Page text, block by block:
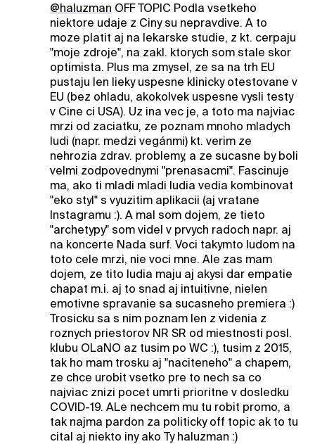
@haluzman OFF TOPIC Podla vsetkeho
niektore udaje z Ciny su nepravdive. A to
moze platit aj na lekarske studie, z kt. cerpaju
"moje zdroje", na zakl. ktorych som stale skor
optimista. Plus ma zmysel, ze sa na trh EU
pustaju len lieky uspesne klinicky otestovane v
EU (bez ohladu, akokolvek uspesne vysli testy
v Cine ci USA). Uz ina vec je, a toto ma najviac
mrzi od zaciatku, ze poznam mnoho mladych
ludi (napr. medzi vegánmi) kt. verim ze
nehrozia zdrav. problemy, a ze sucasne by boli
velmi zodpovednymi "prenasacmi". Fascinuje
ma, ako ti mladi mladi ludia vedia kombinovat
"eko styl" s vyuzitim aplikacii (aj vratane
Instagramu :). A mal som dojem, ze tieto
"archetypy" som videl v prvych radoch napr. aj
na koncerte Nada surf. Voci takymto ludom na
toto cele mrzi, nie voci mne. Ale zas mam
dojem, ze tito ludia maju aj akysi dar empatie
chapat m.i. aj to snad aj intuitivne, nielen
emotivne spravanie sa sucasneho premiera :)
Trosicku sa s nim poznam len z videnia z
roznych priestorov NR SR od miestnosti posl.
klubu OLaNO az tusim po WC :), tusim z 2015,
tak ho mam trosku aj "naciteneho" a chapem,
ze chce urobit vsetko pre to nech sa co
najviac znizi pocet umrti prioritne v dosledku
COVID-19. ALe nechcem mu tu robit promo, a
tak najma pardon za politicky off topic ak to tu
cital aj niekto iny ako Ty haluzman :)